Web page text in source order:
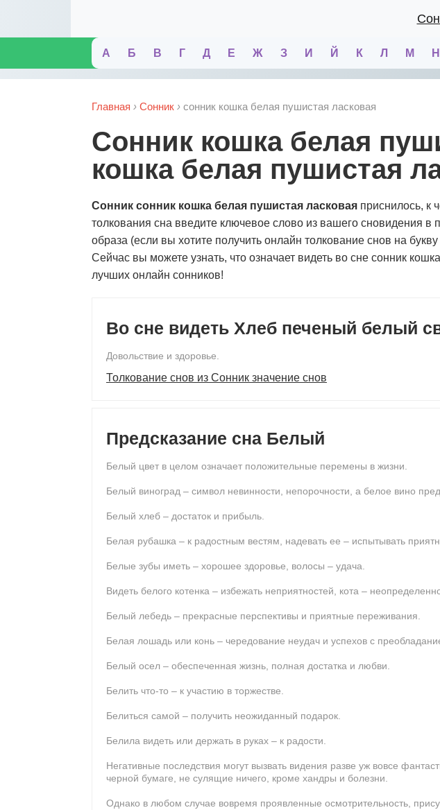
А Б В Г Д Е Ж З И Й К Л М Н
Главная › Сонник › сонник кошка белая пушистая ласковая
сонник кошка белая пушистая ласковая. сонник
кошка белая пушистая
Сонник сонник кошка белая пушистая ласковая приснилось, к
толкования сна введите ключевое слово из вашего сновидения
образа (если вы хотите получить онлайн толкование снов на
Сейчас вы можете узнать, что означает видеть во сне сонник
лучших онлайн сонников!
Во сне видеть Хлеб печеный белый
Довольствие и здоровье.
Толкование снов из Сонник значение снов
Предсказание сна Белый
Белый цвет в целом означает положительные перемены в жизни.
Белый виноград – символ невинности, непорочности, а белое вино
Белый хлеб – достаток и прибыль.
Белая рубашка – к радостным вестям, надевать ее – испытывать
Белые зубы иметь – хорошее здоровье, волосы – удача.
Видеть белого котенка – избежать неприятностей, кота –
Белый лебедь – прекрасные перспективы и приятные переживания.
Белая лошадь или конь – чередование неудач и успехов с
Белый осел – обеспеченная жизнь, полная достатка и любви.
Белить что-то – к участию в торжестве.
Белиться самой – получить неожиданный подарок.
Белила видеть или держать в руках – к радости.
Негативные последствия могут вызвать видения разве уж вовсе
черной бумаге, не сулящие ничего, кроме хандры и болезни.
Однако в любом случае вовремя проявленные осмотрительность,